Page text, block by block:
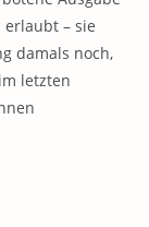
erlaubt – sie
damals noch,
letzten